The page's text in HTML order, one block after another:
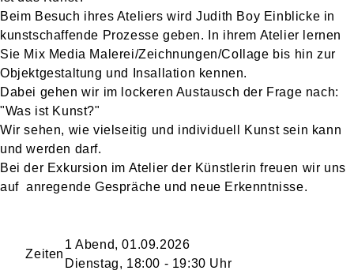
Beim Besuch ihres Ateliers wird Judith Boy Einblicke in
kunstschaffende Prozesse geben. In ihrem Atelier lernen
Sie Mix Media Malerei/Zeichnungen/Collage bis hin zur
Objektgestaltung und Insallation kennen.
Dabei gehen wir im lockeren Austausch der Frage nach:
"Was ist Kunst?"
Wir sehen, wie vielseitig und individuell Kunst sein kann
und werden darf.
Bei der Exkursion im Atelier der Künstlerin freuen wir uns
auf anregende Gespräche und neue Erkenntnisse.
Zeiten
1 Abend, 01.09.2026
Dienstag, 18:00 - 19:30 Uhr